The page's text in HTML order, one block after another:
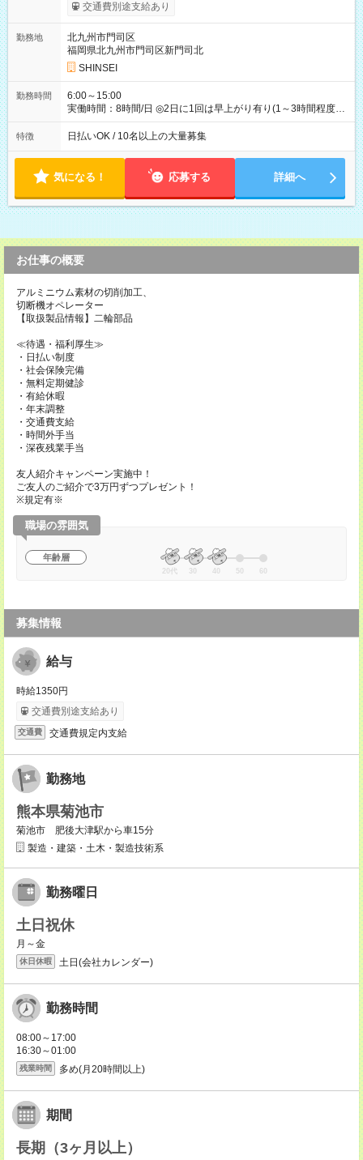
交通費別途支給あり
勤務地
北九州市門司区
福岡県北九州市門司区新門司北
SHINSEI
勤務時間
6:00～15:00
実働時間：8時間/日 ◎2日に1回は早上がり有り(1～3時間程度)
◎月残業5～10時間程度
特徴 日払いOK / 10名以上の大量募集
気になる！ 応募する 詳細へ
お仕事の概要
アルミニウム素材の切削加工、
切断機オペレーター
【取扱製品情報】二輪部品
≪待遇・福利厚生≫
・日払い制度
・社会保険完備
・無料定期健診
・有給休暇
・年末調整
・交通費支給
・時間外手当
・深夜残業手当
友人紹介キャンペーン実施中！
ご友人のご紹介で3万円ずつプレゼント！
※規定有※
職場の雰囲気
年齢層
20代 30 40 50 60
募集情報
給与
時給1350円
交通費別途支給あり
交通費 交通費規定内支給
勤務地
熊本県菊池市
菊池市 肥後大津駅から車15分
製造・建築・土木・製造技術系
勤務曜日
土日祝休
月～金
休日休暇 土日(会社カレンダー)
勤務時間
08:00～17:00
16:30～01:00
残業時間 多め(月20時間以上)
期間
長期（3ヶ月以上）